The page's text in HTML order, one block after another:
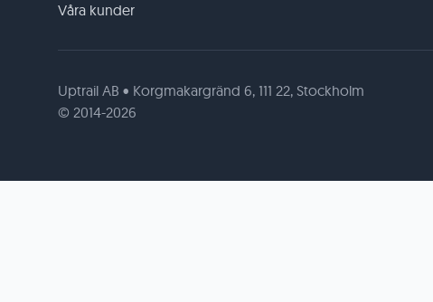
Våra kunder
Uptrail AB • Korgmakargränd 6, 111 22, Stockholm
© 2014-2026